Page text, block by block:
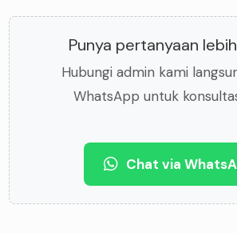
Punya pertanyaan
Hubungi admin kami
WhatsApp untuk
Chat via